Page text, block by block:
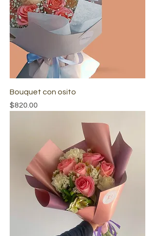
Bouquet con osito
Precio
$820.00